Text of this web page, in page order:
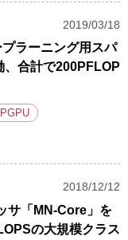
2019/03/18
ラーニング用スパ
、合計で200PFLOP
2018/12/12
サ「MN-Core」を
の大規模クラス